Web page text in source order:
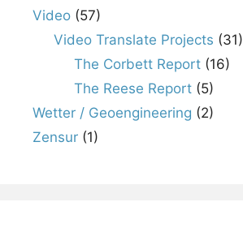
Video (57)
Video Translate Projects (31)
The Corbett Report (16)
The Reese Report (5)
Wetter / Geoengineering (2)
Zensur (1)